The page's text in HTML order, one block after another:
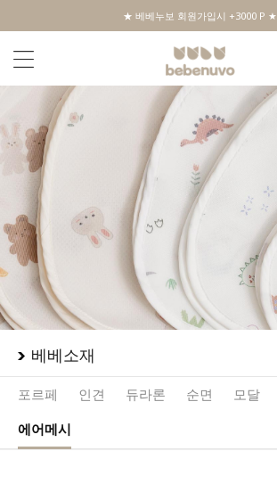
★ 베베누보 회원가입시 +3000 P ★
베베소재
포르페 인견 듀라론 순면 모달
에어메시